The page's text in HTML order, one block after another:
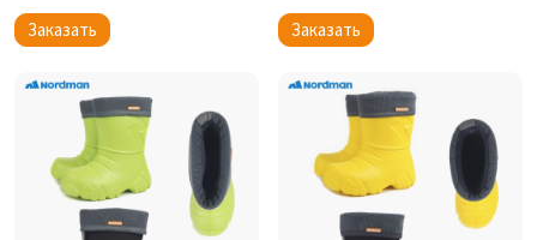
Заказать Заказать